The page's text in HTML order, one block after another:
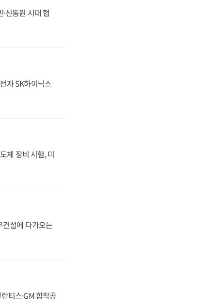
신동원 시대 협
자 SK하이닉스
체 장비 시험, 미
건설에 다가오는
티스·GM 합작공